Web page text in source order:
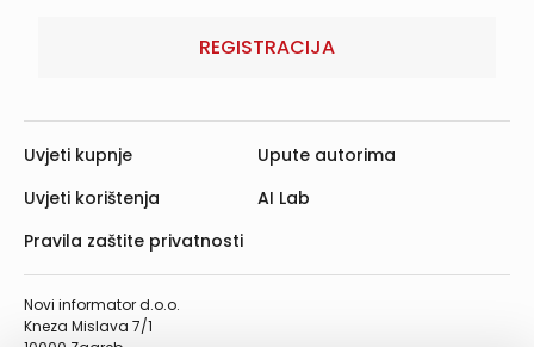
REGISTRACIJA
Novi informator d.o.o.
Kneza Mislava 7/1
Uvjeti kupnje
Uvjeti korištenja
Pravila zaštite privatnosti
Upute autorima
AI Lab